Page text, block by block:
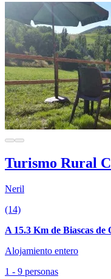
Turismo Rural
Neril
(14)
A 15.3 Km de Biascas de
Alojamiento entero
1 - 9 personas